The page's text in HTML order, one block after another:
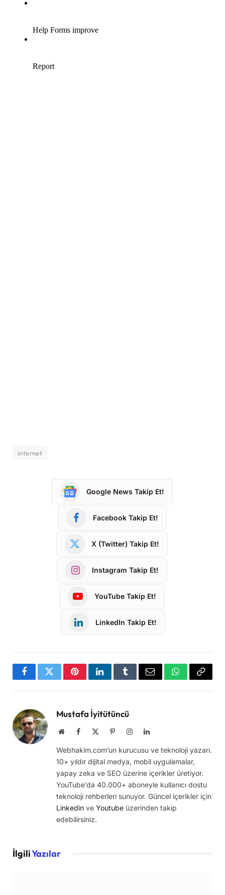
internet
Google News Takip Et!
Facebook Takip Et!
X (Twitter) Takip Et!
Instagram Takip Et!
YouTube Takip Et!
LinkedIn Takip Et!
FacebookTwitterPinterestLinkedInTumblrEmail WhatsApp
Copy
Mustafa İyitütüncü
WebsiteFacebook PinterestInstagramLinkedIn
Webhakim.com’un kurucusu ve teknoloji yazarı.
10+ yıldır dijital medya, mobil uygulamalar,
yapay zeka ve SEO üzerine içerikler üretiyor.
YouTube’da 40.000+ aboneyle kullanıcı dostu
teknoloji rehberleri sunuyor. Güncel içerikler için
Linkedin ve Youtube üzerinden takip
edebilirsiniz.
İlgiliYazılar